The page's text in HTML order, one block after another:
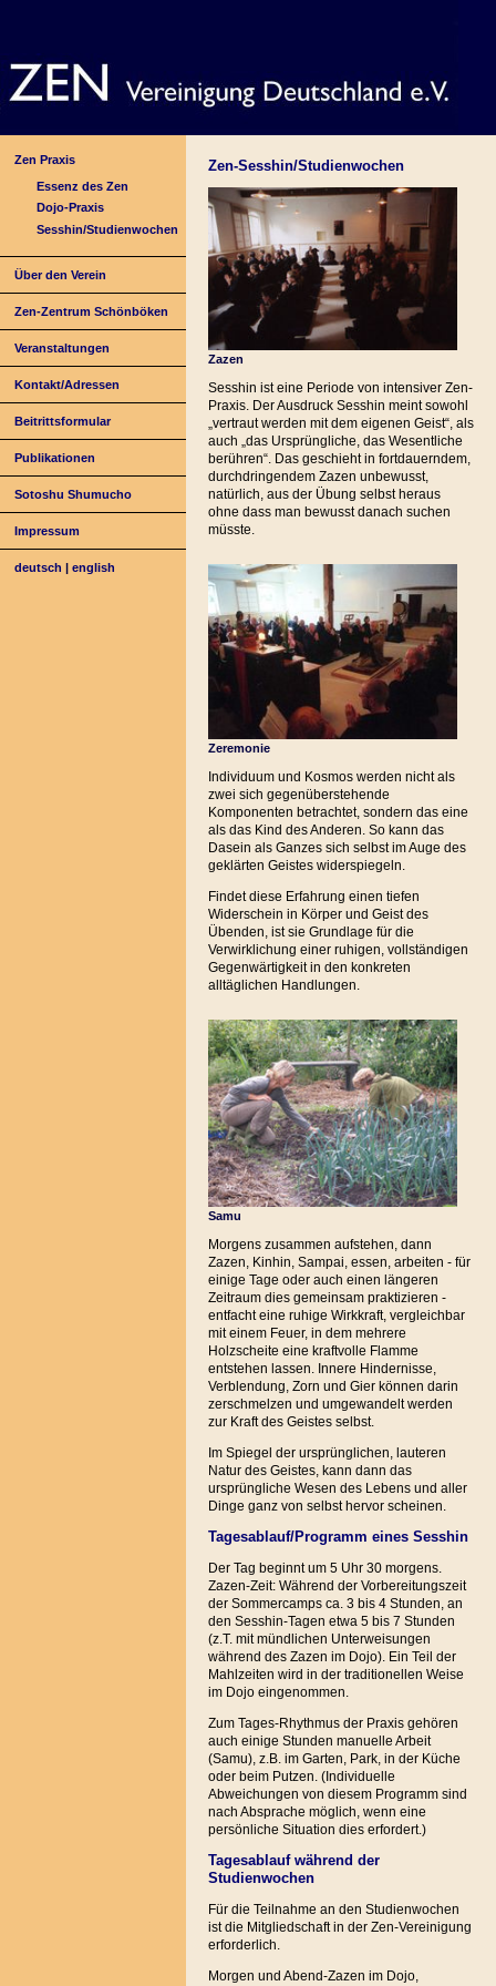
Zen Praxis
Essenz des Zen
Dojo-Praxis
Sesshin/Studienwochen
Über den Verein
Zen-Zentrum Schönböken
Veranstaltungen
Kontakt/Adressen
Beitrittsformular
Publikationen
Sotoshu Shumucho
Impressum
deutsch |english
Zen-Sesshin/Studienwochen
Zazen
Sesshin ist eine Periode von intensiver Zen-
Praxis. Der Ausdruck Sesshin meint sowohl
„vertraut werden mit dem eigenen Geist“, als
auch „das Ursprüngliche, das Wesentliche
berühren“. Das geschieht in fortdauerndem,
durchdringendem Zazen unbewusst,
natürlich, aus der Übung selbst heraus
ohne dass man bewusst danach suchen
müsste.
Zeremonie
Individuum und Kosmos werden nicht als
zwei sich gegenüberstehende
Komponenten betrachtet, sondern das eine
als das Kind des Anderen. So kann das
Dasein als Ganzes sich selbst im Auge des
geklärten Geistes widerspiegeln.
Findet diese Erfahrung einen tiefen
Widerschein in Körper und Geist des
Übenden, ist sie Grundlage für die
Verwirklichung einer ruhigen, vollständigen
Gegenwärtigkeit in den konkreten
alltäglichen Handlungen.
Samu
Morgens zusammen aufstehen, dann
Zazen, Kinhin, Sampai, essen, arbeiten - für
einige Tage oder auch einen längeren
Zeitraum dies gemeinsam praktizieren -
entfacht eine ruhige Wirkkraft, vergleichbar
mit einem Feuer, in dem mehrere
Holzscheite eine kraftvolle Flamme
entstehen lassen. Innere Hindernisse,
Verblendung, Zorn und Gier können darin
zerschmelzen und umgewandelt werden
zur Kraft des Geistes selbst.
Im Spiegel der ursprünglichen, lauteren
Natur des Geistes, kann dann das
ursprüngliche Wesen des Lebens und aller
Dinge ganz von selbst hervor scheinen.
Tagesablauf/Programm eines Sesshin
Der Tag beginnt um 5 Uhr 30 morgens.
Zazen-Zeit: Während der Vorbereitungszeit
der Sommercamps ca. 3 bis 4 Stunden, an
den Sesshin-Tagen etwa 5 bis 7 Stunden
(z.T. mit mündlichen Unterweisungen
während des Zazen im Dojo). Ein Teil der
Mahlzeiten wird in der traditionellen Weise
im Dojo eingenommen.
Zum Tages-Rhythmus der Praxis gehören
auch einige Stunden manuelle Arbeit
(Samu), z.B. im Garten, Park, in der Küche
oder beim Putzen. (Individuelle
Abweichungen von diesem Programm sind
nach Absprache möglich, wenn eine
persönliche Situation dies erfordert.)
Tagesablauf während der
Studienwochen
Für die Teilnahme an den Studienwochen
ist die Mitgliedschaft in der Zen-Vereinigung
erforderlich.
Morgen und Abend-Zazen im Dojo,